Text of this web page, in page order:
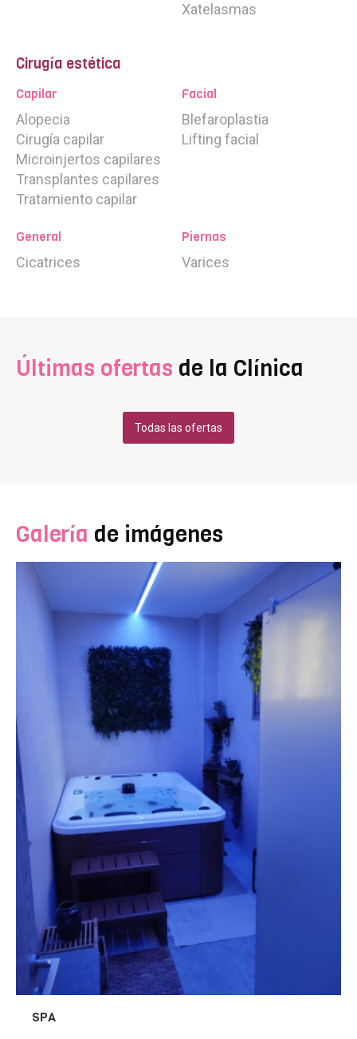
Xatelasmas
Cirugía estética
Capilar
Alopecia
Cirugía capilar
Microinjertos capilares
Transplantes capilares
Tratamiento capilar
Facial
Blefaroplastia
Lifting facial
General
Cicatrices
Piernas
Varices
Últimas ofertas de la Clínica
Todas las ofertas
Galería de imágenes
SPA